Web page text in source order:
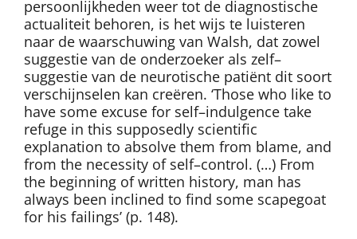
persoonlijkheden weer tot de diagnostische
actualiteit behoren, is het wijs te luisteren
naar de waarschuwing van Walsh, dat zowel
suggestie van de onderzoeker als zelf–
suggestie van de neurotische patiënt dit soort
verschijnselen kan creëren. ‘Those who like to
have some excuse for self–indulgence take
refuge in this supposedly scientific
explanation to absolve them from blame, and
from the necessity of self–control. (…) From
the beginning of written history, man has
always been inclined to find some scapegoat
for his failings’ (p. 148).